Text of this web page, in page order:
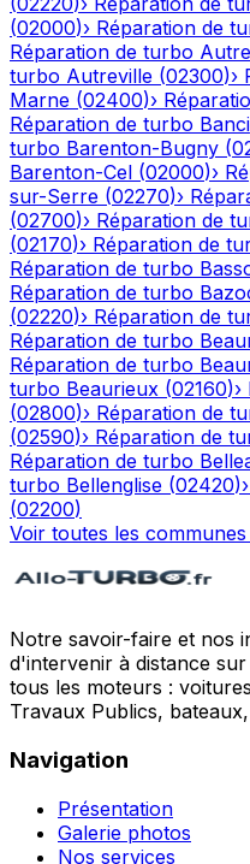
(02000)› Réparation de
Réparation de turbo
turbo Autreville (02300)›
Marne (02400)›
Réparation de turbo
turbo Barenton-Bugny (
Barenton-Cel (02000)›
sur-Serre (02270)›
(02700)› Réparation de
(02170)› Réparation de
Réparation de turbo
Réparation de turbo
(02220)› Réparation de
Réparation de turbo
Réparation de turbo
turbo Beaurieux (02160)›
(02800)› Réparation de
(02590)› Réparation de
Réparation de turbo
turbo Bellenglise (02420)›
(02200)
Voir toutes les
Notre savoir-faire et nos
d'intervenir à distance
tous les moteurs :
Travaux Publics,
Navigation
Présentation
Galerie photos
Nos services